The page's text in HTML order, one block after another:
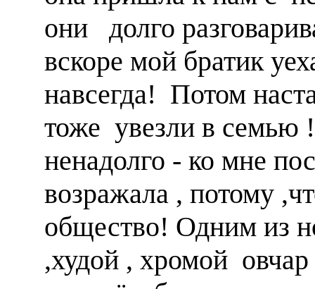
они долго
вскоре мой братик
навсегда! Потом
тоже увезли в семью
ненадолго - ко мне
возражала , потому
общество! Одним из
,худой , хромой